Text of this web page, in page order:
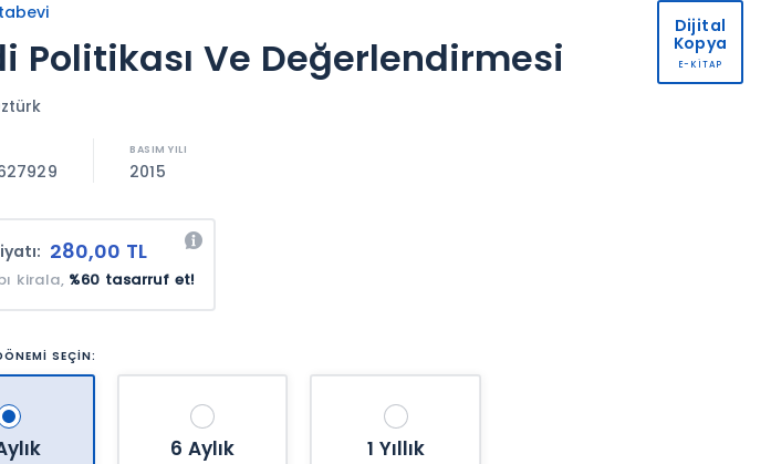
Politikası Ve Değerlendirmesi
2015
280,00 TL
kirala, %60 tasarruf et!
SEÇİN:
6 Aylık 1 Yıllık
Dijital
Kopya
E-KİTAP